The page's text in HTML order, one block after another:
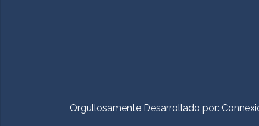
Orgullosamente Desarrollado por: